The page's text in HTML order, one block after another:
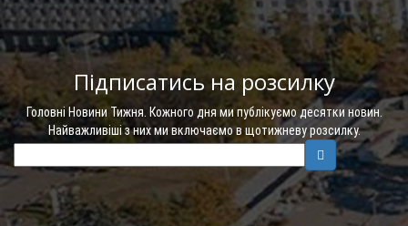
Підписатись на розсилку
Головні Новини Тижня. Кожного дня ми публікуємо десятки новин.
Найважливіші з них ми включаємо в щотижневу розсилку.